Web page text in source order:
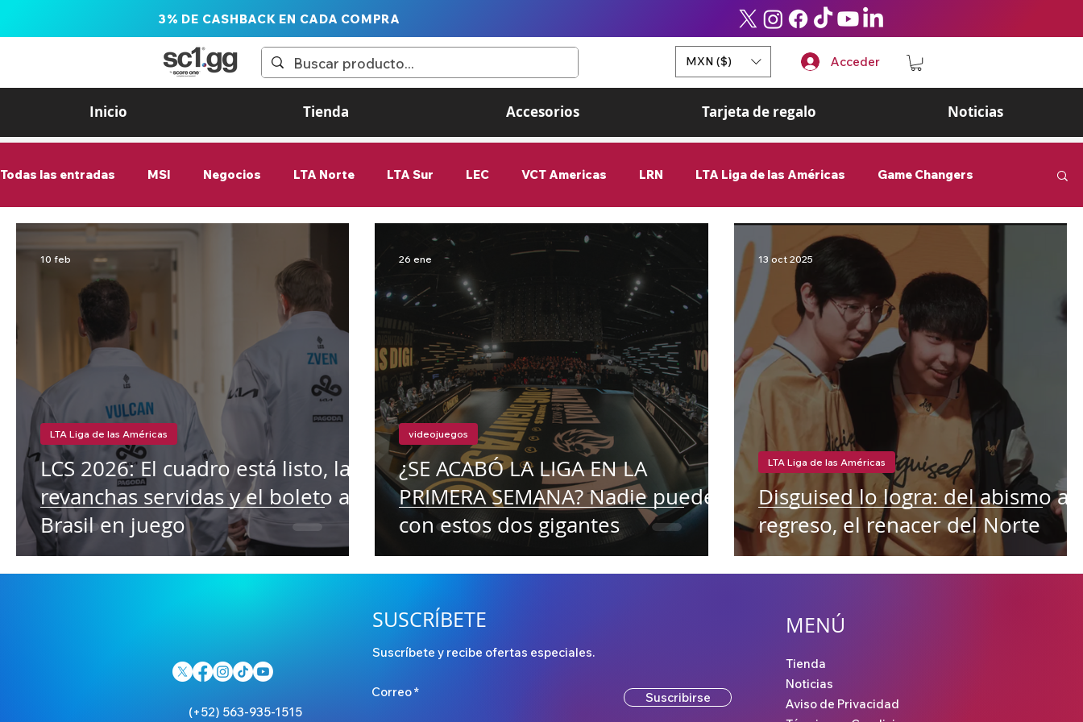
3% DE CASHBACK EN CADA COMPRA
MXN ($) Acceder
Inicio Tienda Accesorios Tarjeta de regalo Noticias
Todas las entradas MSI Negocios LTA Norte LTA Sur LEC VCT Americas LRN LTA Liga de las Américas Game Changers
Estadísticas First Stand femenil 9Z Globant videojuegos
LCS 2026: El cuadro está listo, las
revanchas servidas y el boleto a
Brasil en juego
LTA Liga de las Américas
10 feb
¿SE ACABÓ LA LIGA EN LA
PRIMERA SEMANA? Nadie puede
con estos dos gigantes
videojuegos
26 ene
Disguised lo logra: del abismo al
regreso, el renacer del Norte
LTA Liga de las Américas
13 oct 2025
(+52) 563-935-1515
SUSCRÍBETE
Suscríbete y recibe ofertas especiales.
Correo Suscribirse
MENÚ
Tienda
Noticias
Aviso de Privacidad